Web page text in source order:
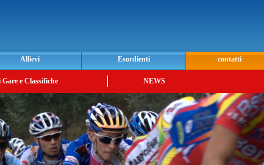
Allievi Esordienti contatti
e Classifiche NEWS